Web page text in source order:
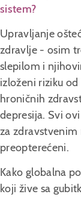
sistem?
Upravljanje
zdravlje - osim
slepilom i
izloženi riziku
hroničnih
depresija. Svi
za zdravstvenim
preopterećeni.
Kako globalna
koji žive sa